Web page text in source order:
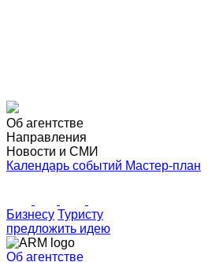
Об агентстве
Направления
Новости и СМИ
Календарь событий Мастер-план
Бизнесу Туристу
предложить идею
Об агентстве